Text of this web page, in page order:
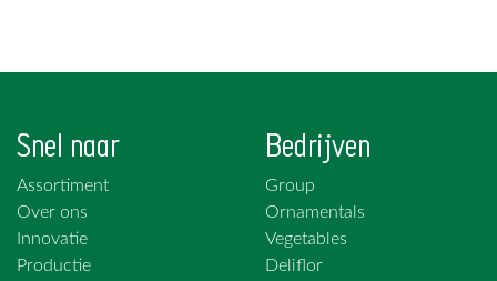
Snel naar
Assortiment
Over ons
Innovatie
Productie
Bedrijven
Group
Ornamentals
Vegetables
Deliflor